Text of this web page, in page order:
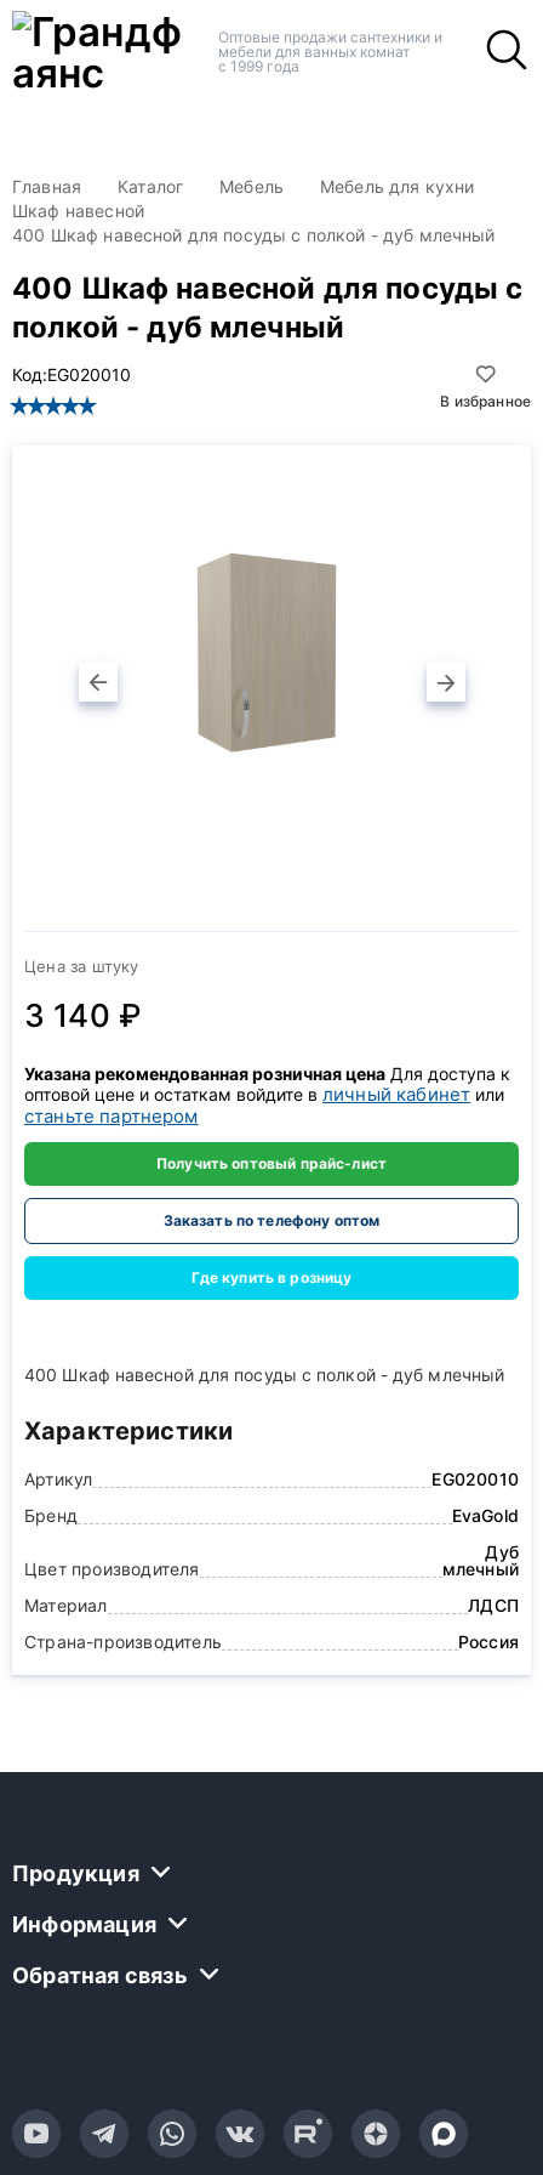
Оптовые продажи сантехники и
мебели для ванных комнат
с 1999 года
Главная Каталог Мебель
Мебель для кухни
Шкаф навесной
400 Шкаф навесной для посуды с полкой - дуб млечный
400 Шкаф навесной для посуды с
полкой - дуб млечный
В избранное
Код:EG020010
Цена за штуку
3 140 ₽
Указана рекомендованная розничная цена Для доступа к
оптовой цене и остаткам войдите в личный кабинет или
станьте партнером
Получить оптовый прайс-лист
Заказать по телефону оптом
Где купить в розницу
400 Шкаф навесной для посуды с полкой - дуб млечный
Характеристики
Артикул
EG020010
Бренд
EvaGold
Цвет производителя
Дуб
млечный
Материал
ЛДСП
Страна-производитель
Россия
Продукция
Информация
Обратная связь